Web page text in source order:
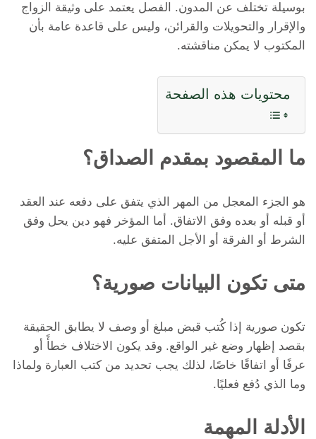
بوسيلة تختلف عن المدون. الفصل يعتمد على وثيقة الزواج
والإقرار والتحويلات والقرائن، وليس على قاعدة عامة بأن
المكتوب لا يمكن مناقشته.
محتويات هذه الصفحة
ما المقصود بمقدم الصداق؟
هو الجزء المعجل من المهر الذي يتفق على دفعه عند العقد
أو قبله أو بعده وفق الاتفاق. أما المؤخر فهو دين يحل وفق
الشرط أو الفرقة أو الأجل المتفق عليه.
متى تكون البيانات صورية؟
تكون صورية إذا كُتب قبض مبلغ أو وصف لا يطابق الحقيقة
بقصد إظهار وضع غير الواقع. وقد يكون الاختلاف خطأً أو
عرفًا أو اتفاقًا خاصًا، لذلك يجب تحديد من كتب العبارة ولماذا
وما الذي دُفع فعليًا.
الأدلة المهمة